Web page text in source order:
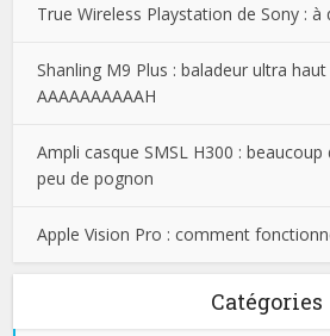
True Wireless Playstation de Sony : à
Shanling M9 Plus : baladeur ultra
AAAAAAAAAAH
Ampli casque SMSL H300 :
peu de pognon
Apple Vision Pro : comment
Catégories